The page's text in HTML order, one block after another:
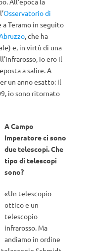
Osservatorio di
a Teramo in seguito
, che ha
e, in virtù di una
io ero il
a salire. A
un anno esatto: il
io sono ritornato
A Campo
Imperatore ci sono
due telescopi. Che
tipo di telescopi
sono?
«Un telescopio
ottico e un
telescopio
infrarosso. Ma
andiamo in ordine